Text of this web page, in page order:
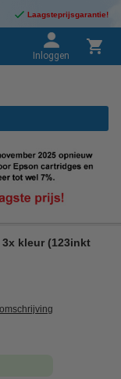
Laagsteprijsgarantie!
Inloggen
kleur (123inkt